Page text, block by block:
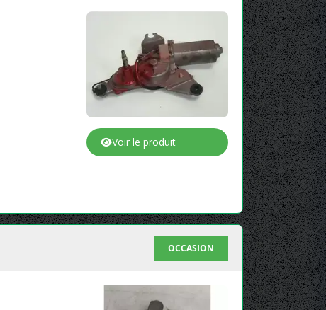
Voir le produit
OCCASION